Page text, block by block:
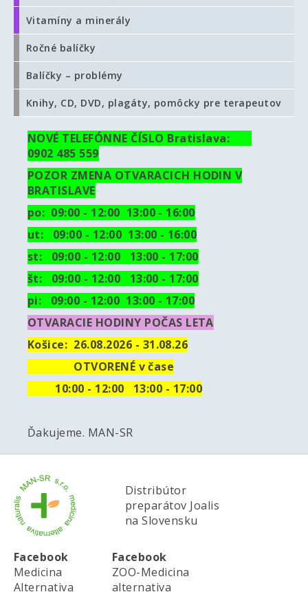
Vitamíny a minerály
Ročné balíčky
Balíčky – problémy
Knihy, CD, DVD, plagáty, pomôcky pre terapeutov
NOVÉ TELEFÓNNE ČÍSLO Bratislava:
0902 485 559
POZOR ZMENA OTVARACICH HODIN V
BRATISLAVE
po: 09:00 - 12:00 13:00 - 16:00
ut: 09:00 - 12:00 13:00 - 16:00
st: 09:00 - 12:00 13:00 - 17:00
št: 09:00 - 12:00 13:00 - 17:00
pi: 09:00 - 12:00 13:00 - 17:00
OTVARACIE HODINY POČAS LETA
Košice: 26.08.2026 - 31.08.26
OTVORENÉ v čase
10:00 - 12:00 13:00 - 17:00
Ďakujeme. MAN-SR
Distribútor
preparátov Joalis
na Slovensku
Facebook
Medicina
Alternativa
Facebook
ZOO-Medicina
alternativa